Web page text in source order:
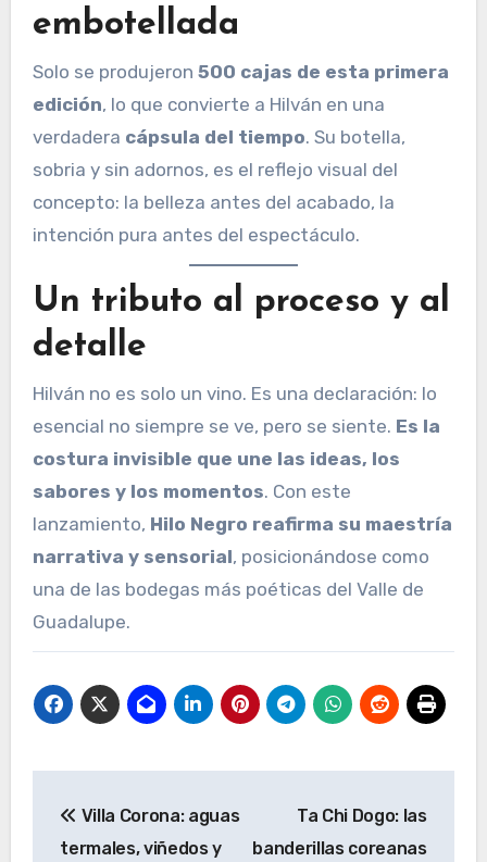
embotellada
Solo se produjeron 500 cajas de esta primera
edición, lo que convierte a Hilván en una
verdadera cápsula del tiempo. Su botella,
sobria y sin adornos, es el reflejo visual del
concepto: la belleza antes del acabado, la
intención pura antes del espectáculo.
Un tributo al proceso y al
detalle
Hilván no es solo un vino. Es una declaración: lo
esencial no siempre se ve, pero se siente. Es la
costura invisible que une las ideas, los
sabores y los momentos. Con este
lanzamiento, Hilo Negro reafirma su maestría
narrativa y sensorial, posicionándose como
una de las bodegas más poéticas del Valle de
Guadalupe.
de
Villa Corona: aguas
termales, viñedos y
Ta Chi Dogo: las
banderillas coreanas